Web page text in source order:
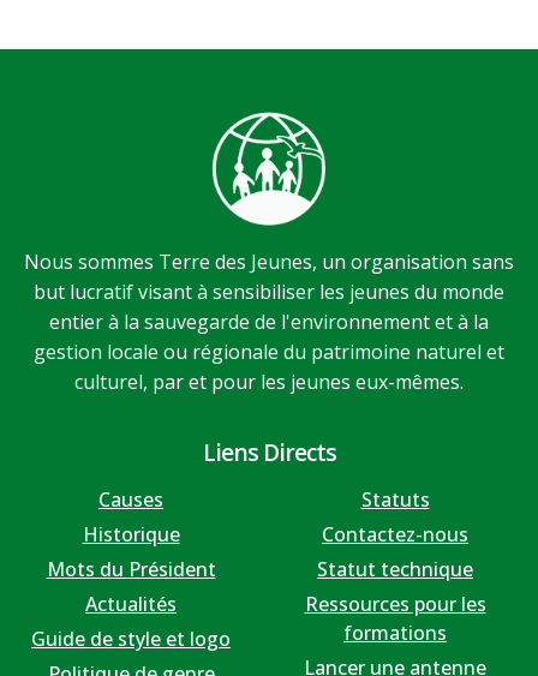
Nous sommes Terre des Jeunes, un organisation sans
but lucratif visant à sensibiliser les jeunes du monde
entier à la sauvegarde de l'environnement et à la
gestion locale ou régionale du patrimoine naturel et
culturel, par et pour les jeunes eux-mêmes.
Liens Directs
Causes
Historique
Mots du Président
Actualités
Guide de style et logo
Statuts
Contactez-nous
Statut technique
Ressources pour les
formations
Lancer une antenne